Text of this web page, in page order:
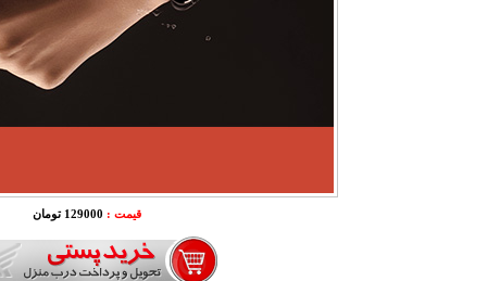
قیمت : 129000 تومان